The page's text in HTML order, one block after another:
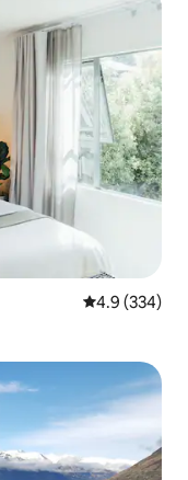
レビュー334
4.9 (334)